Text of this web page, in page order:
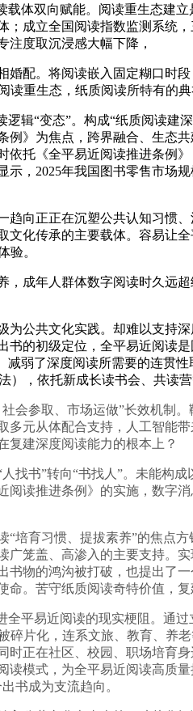
载体双向赋能。阅读重生态建
成立全国阅读指数监测系统
注度取沉浸感大幅下降，
。将阅读嵌入固定糊口时段
重生态，纸质阅读所特有的
“变态”。构成“纸质阅读建
》为焦点，跨界融合、生态
托《全平易近阅读推进条例
，2025年我国图书零售市场
正正在沉塑公共认知习惯、
化传承的主要载体。容易让
验。
年人群体数字阅读时久远超
共文化实践。却难以支持深
书的初级定位，全平易近阅读
弱了深度阅读所需要的连贯
，依托新成长读书会、共读
参取、市场运做”长效机制。
多元从体配合支持，人工智能
复建深度阅读能力的根本上？
书”转向“书找人”。未能构成
阅读推进条例》的实施，数字
育习惯、提拔素养”的焦点方
笼盖、高渗入的主要支持。
物的鸿沟被打破，也提出了
。苦守纸质阅读奇特价值，复
平易近阅读的现实梗阻。通过
片化，连系文旅、教育、养
时正在社区、校园、职场培育
读模式，为全平易近阅读高质
书成为支流趋向。